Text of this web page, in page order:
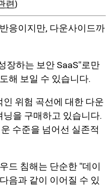
련)
응이지만, 다운사이드까
장하는 보안 SaaS"로만
해 보일 수 있습니다.
위험 곡선에 대한 다운
을 구매하고 있습니다.
수준을 넘어선 실존적
드 침해는 단순한 "데이
음과 같이 이어질 수 있